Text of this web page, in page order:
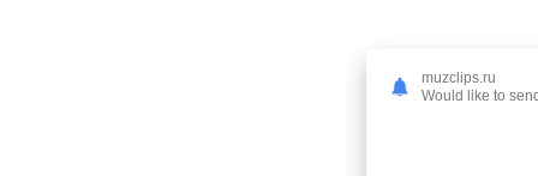
muzclips.ru
Would like to